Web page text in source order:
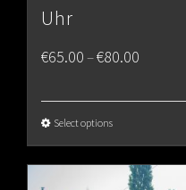
Uhr
€65.00–€80.00
Select options